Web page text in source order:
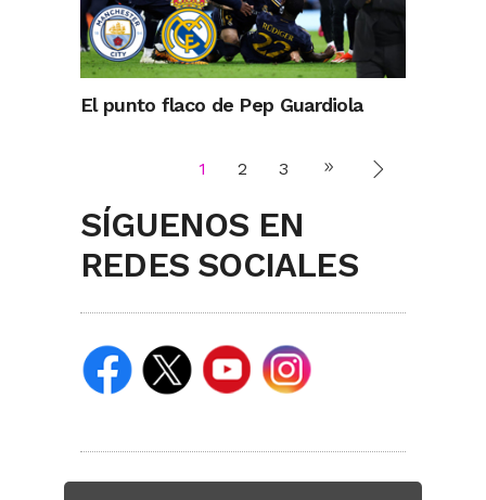
El punto flaco de Pep Guardiola
1 2 3
SÍGUENOS EN
REDES SOCIALES